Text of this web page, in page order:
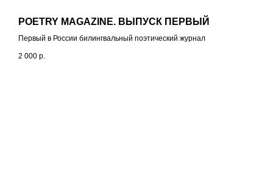
POETRY MAGAZINE. ВЫПУСК ПЕРВЫЙ
Первый в России билингвальный поэтический журнал
2 000 р.